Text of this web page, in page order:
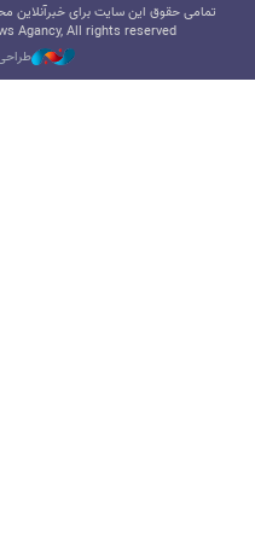
تمامی حقوق این سایت برای خبرآنلاین
Agancy, All rights reserved